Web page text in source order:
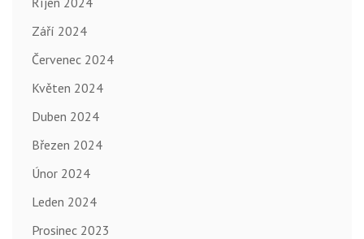
Září 2024
Červenec 2024
Květen 2024
Duben 2024
Březen 2024
Únor 2024
Leden 2024
Prosinec 2023